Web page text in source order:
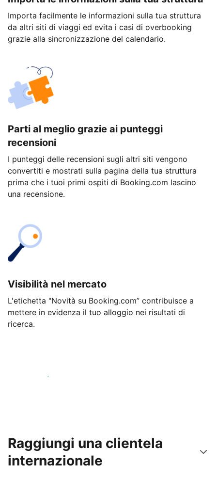
Importa facilmente le informazioni sulla tua struttura
da altri siti di viaggi ed evita i casi di overbooking
grazie alla sincronizzazione del calendario.
Parti al meglio grazie ai punteggi
recensioni
I punteggi delle recensioni sugli altri siti vengono
convertiti e mostrati sulla pagina della tua struttura
prima che i tuoi primi ospiti di Booking.com lascino
una recensione.
Visibilità nel mercato
L'etichetta "Novità su Booking.com” contribuisce a
mettere in evidenza il tuo alloggio nei risultati di
ricerca.
Inizia oggi stesso
Raggiungi una clientela
internazionale